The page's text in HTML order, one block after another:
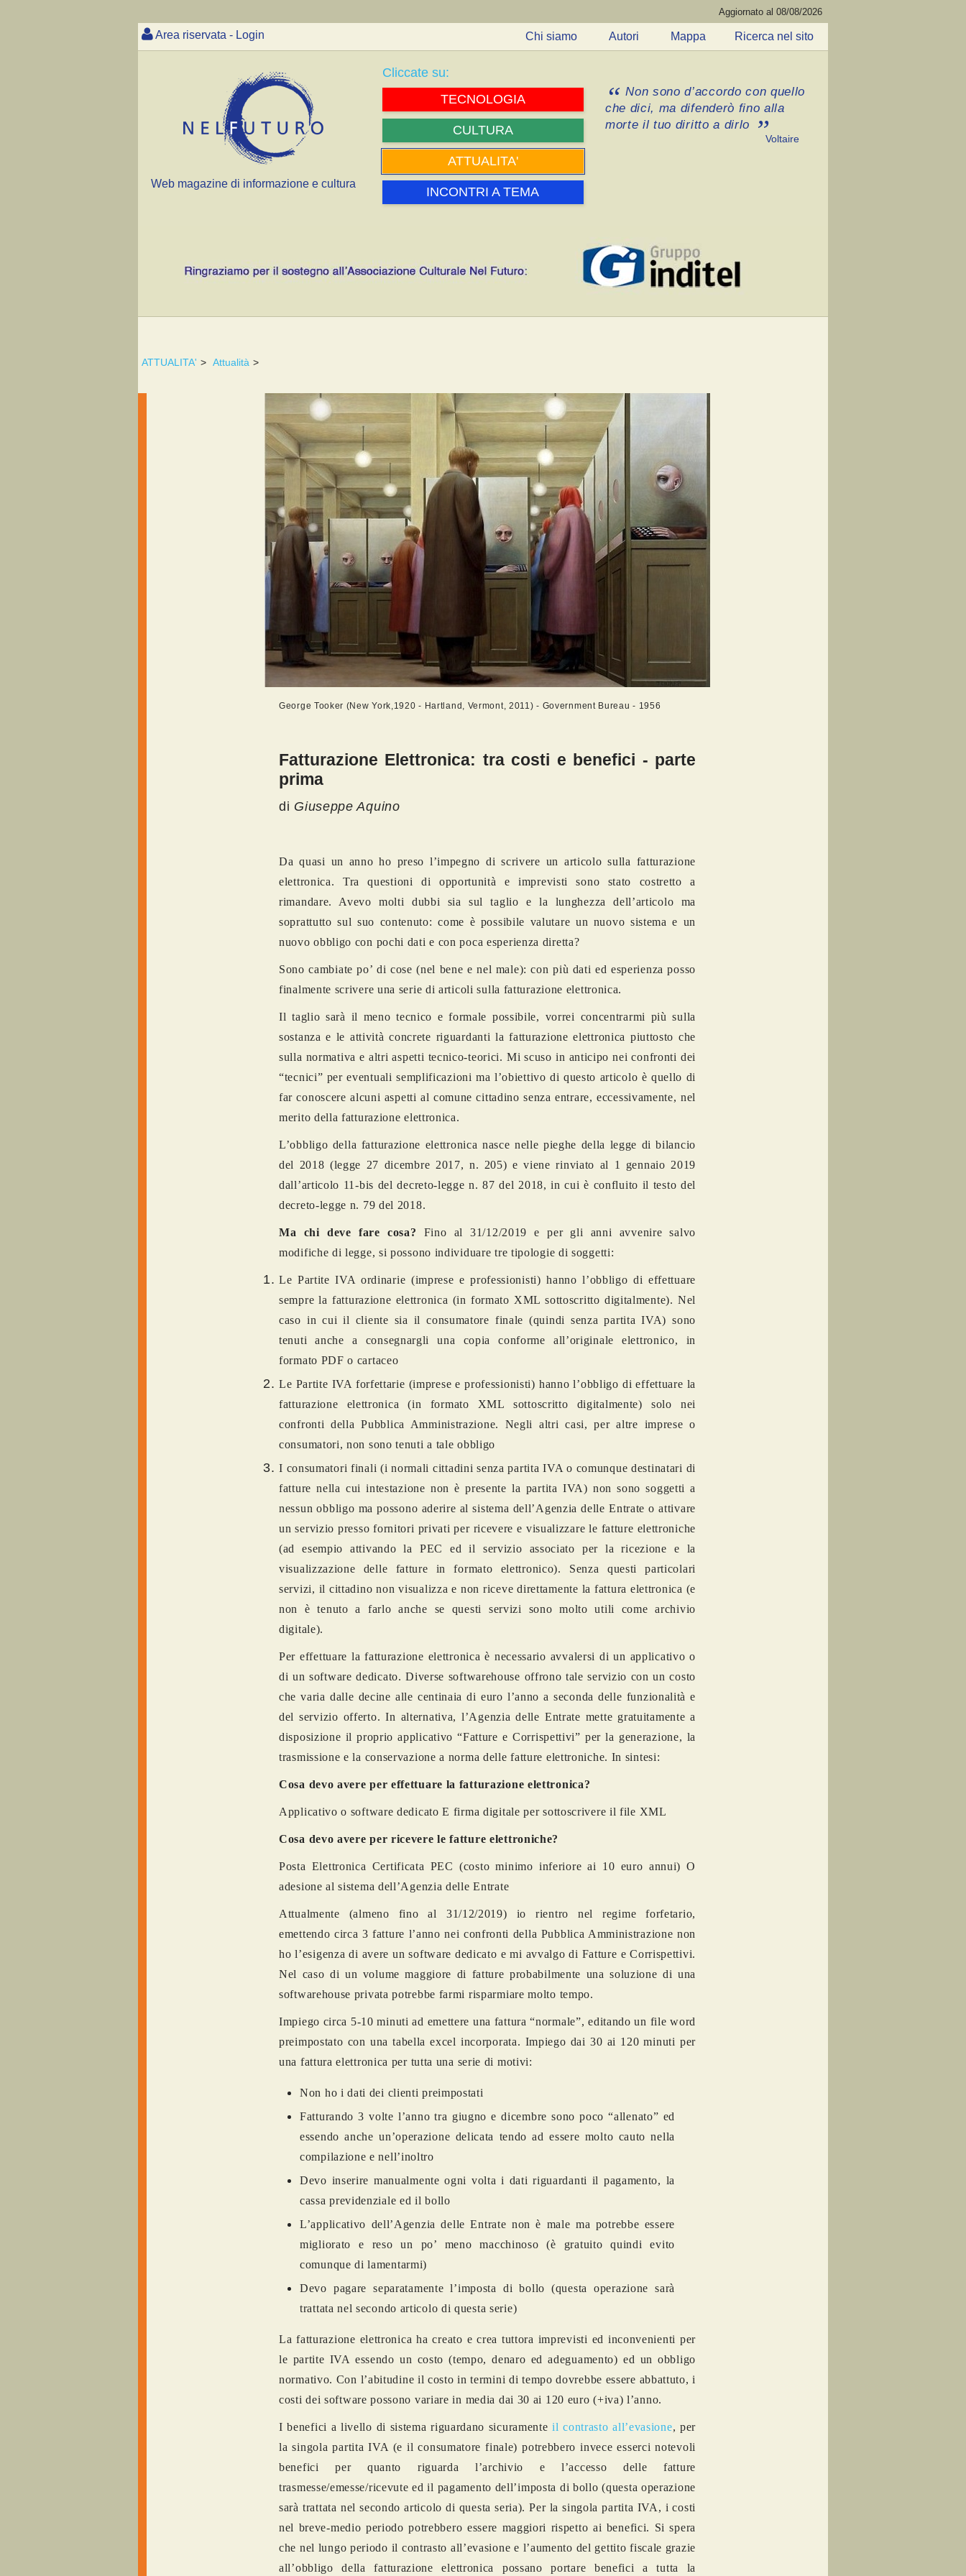
Aggiornato al 08/08/2026
Area riservata - Login Chi siamo Autori Mappa Ricerca nel sito
Web magazine di informazione e cultura
Cliccate su:
TECNOLOGIA
CULTURA
ATTUALITA'
INCONTRI A TEMA
Non sono d’accordo con quello
che dici, ma difenderò fino alla
morte il tuo diritto a dirlo
Voltaire
ATTUALITA' > Attualità >
George Tooker (New York,1920 - Hartland, Vermont, 2011) - Government Bureau - 1956
Fatturazione Elettronica: tra costi e benefici - parte
prima
di Giuseppe Aquino
Da quasi un anno ho preso l’impegno di scrivere un articolo sulla fatturazione
elettronica. Tra questioni di opportunità e imprevisti sono stato costretto a
rimandare. Avevo molti dubbi sia sul taglio e la lunghezza dell’articolo ma
soprattutto sul suo contenuto: come è possibile valutare un nuovo sistema e un
nuovo obbligo con pochi dati e con poca esperienza diretta?
Sono cambiate po’ di cose (nel bene e nel male): con più dati ed esperienza posso
finalmente scrivere una serie di articoli sulla fatturazione elettronica.
Il taglio sarà il meno tecnico e formale possibile, vorrei concentrarmi più sulla
sostanza e le attività concrete riguardanti la fatturazione elettronica piuttosto che
sulla normativa e altri aspetti tecnico-teorici. Mi scuso in anticipo nei confronti dei
“tecnici” per eventuali semplificazioni ma l’obiettivo di questo articolo è quello di
far conoscere alcuni aspetti al comune cittadino senza entrare, eccessivamente, nel
merito della fatturazione elettronica.
L’obbligo della fatturazione elettronica nasce nelle pieghe della legge di bilancio
del 2018 (legge 27 dicembre 2017, n. 205) e viene rinviato al 1 gennaio 2019
dall’articolo 11-bis del decreto-legge n. 87 del 2018, in cui è confluito il testo del
decreto-legge n. 79 del 2018.
Ma chi deve fare cosa? Fino al 31/12/2019 e per gli anni avvenire salvo
modifiche di legge, si possono individuare tre tipologie di soggetti:
Le Partite IVA ordinarie (imprese e professionisti) hanno l’obbligo di effettuare
sempre la fatturazione elettronica (in formato XML sottoscritto digitalmente). Nel
caso in cui il cliente sia il consumatore finale (quindi senza partita IVA) sono
tenuti anche a consegnargli una copia conforme all’originale elettronico, in
formato PDF o cartaceo
Le Partite IVA forfettarie (imprese e professionisti) hanno l’obbligo di effettuare la
fatturazione elettronica (in formato XML sottoscritto digitalmente) solo nei
confronti della Pubblica Amministrazione. Negli altri casi, per altre imprese o
consumatori, non sono tenuti a tale obbligo
I consumatori finali (i normali cittadini senza partita IVA o comunque destinatari di
fatture nella cui intestazione non è presente la partita IVA) non sono soggetti a
nessun obbligo ma possono aderire al sistema dell’Agenzia delle Entrate o attivare
un servizio presso fornitori privati per ricevere e visualizzare le fatture elettroniche
(ad esempio attivando la PEC ed il servizio associato per la ricezione e la
visualizzazione delle fatture in formato elettronico). Senza questi particolari
servizi, il cittadino non visualizza e non riceve direttamente la fattura elettronica (e
non è tenuto a farlo anche se questi servizi sono molto utili come archivio
digitale).
Per effettuare la fatturazione elettronica è necessario avvalersi di un applicativo o
di un software dedicato. Diverse softwarehouse offrono tale servizio con un costo
che varia dalle decine alle centinaia di euro l’anno a seconda delle funzionalità e
del servizio offerto. In alternativa, l’Agenzia delle Entrate mette gratuitamente a
disposizione il proprio applicativo “Fatture e Corrispettivi” per la generazione, la
trasmissione e la conservazione a norma delle fatture elettroniche. In sintesi:
Cosa devo avere per effettuare la fatturazione elettronica?
Applicativo o software dedicato E firma digitale per sottoscrivere il file XML
Cosa devo avere per ricevere le fatture elettroniche?
Posta Elettronica Certificata PEC (costo minimo inferiore ai 10 euro annui) O
adesione al sistema dell’Agenzia delle Entrate
Attualmente (almeno fino al 31/12/2019) io rientro nel regime forfetario,
emettendo circa 3 fatture l’anno nei confronti della Pubblica Amministrazione non
ho l’esigenza di avere un software dedicato e mi avvalgo di Fatture e Corrispettivi.
Nel caso di un volume maggiore di fatture probabilmente una soluzione di una
softwarehouse privata potrebbe farmi risparmiare molto tempo.
Impiego circa 5-10 minuti ad emettere una fattura “normale”, editando un file word
preimpostato con una tabella excel incorporata. Impiego dai 30 ai 120 minuti per
una fattura elettronica per tutta una serie di motivi:
Non ho i dati dei clienti preimpostati
Fatturando 3 volte l’anno tra giugno e dicembre sono poco “allenato” ed
essendo anche un’operazione delicata tendo ad essere molto cauto nella
compilazione e nell’inoltro
Devo inserire manualmente ogni volta i dati riguardanti il pagamento, la
cassa previdenziale ed il bollo
L’applicativo dell’Agenzia delle Entrate non è male ma potrebbe essere
migliorato e reso un po’ meno macchinoso (è gratuito quindi evito
comunque di lamentarmi)
Devo pagare separatamente l’imposta di bollo (questa operazione sarà
trattata nel secondo articolo di questa serie)
La fatturazione elettronica ha creato e crea tuttora imprevisti ed inconvenienti per
le partite IVA essendo un costo (tempo, denaro ed adeguamento) ed un obbligo
normativo. Con l’abitudine il costo in termini di tempo dovrebbe essere abbattuto, i
costi dei software possono variare in media dai 30 ai 120 euro (+iva) l’anno.
I benefici a livello di sistema riguardano sicuramente il contrasto all’evasione, per
la singola partita IVA (e il consumatore finale) potrebbero invece esserci notevoli
benefici per quanto riguarda l’archivio e l’accesso delle fatture
trasmesse/emesse/ricevute ed il pagamento dell’imposta di bollo (questa operazione
sarà trattata nel secondo articolo di questa seria). Per la singola partita IVA, i costi
nel breve-medio periodo potrebbero essere maggiori rispetto ai benefici. Si spera
che nel lungo periodo il contrasto all’evasione e l’aumento del gettito fiscale grazie
all’obbligo della fatturazione elettronica possano portare benefici a tutta la